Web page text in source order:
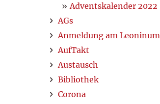
Adventskalender 2022
AGs
Anmeldung am Leoninum
AufTakt
Austausch
Bibliothek
Corona